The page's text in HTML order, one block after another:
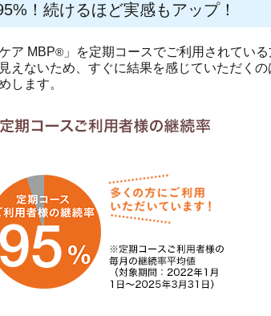
！続けるほど実感もアップ！
ア MBP® 」を定期コースでご利用されてい
えないため、すぐに結果を感じていただく
します。